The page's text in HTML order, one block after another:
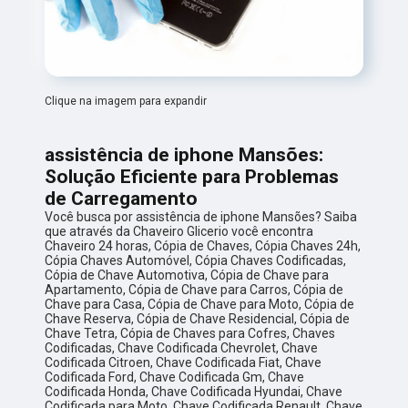
Clique na imagem para expandir
assistência de iphone Mansões:
Solução Eficiente para Problemas
de Carregamento
Você busca por assistência de iphone Mansões? Saiba
que através da Chaveiro Glicerio você encontra
Chaveiro 24 horas, Cópia de Chaves, Cópia Chaves 24h,
Cópia Chaves Automóvel, Cópia Chaves Codificadas,
Cópia de Chave Automotiva, Cópia de Chave para
Apartamento, Cópia de Chave para Carros, Cópia de
Chave para Casa, Cópia de Chave para Moto, Cópia de
Chave Reserva, Cópia de Chave Residencial, Cópia de
Chave Tetra, Cópia de Chaves para Cofres, Chaves
Codificadas, Chave Codificada Chevrolet, Chave
Codificada Citroen, Chave Codificada Fiat, Chave
Codificada Ford, Chave Codificada Gm, Chave
Codificada Honda, Chave Codificada Hyundai, Chave